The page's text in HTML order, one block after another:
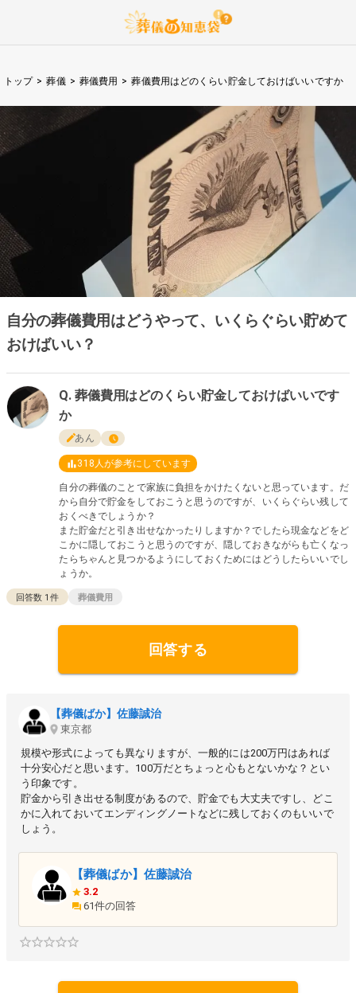
トップ > 葬儀 > 葬儀費用 > 葬儀費用はどのくらい貯金しておけばいいですか
自分の葬儀費用はどうやって、いくらぐらい貯めて
おけばいい？
葬儀費用はどのくらい貯金しておけばいいです
か
あん
318 人が参考にしています
自分の葬儀のことで家族に負担をかけたくないと思っています。だ
から自分で貯金をしておこうと思うのですが、いくらぐらい残して
おくべきでしょうか？
また貯金だと引き出せなかったりしますか？でしたら現金などをど
こかに隠しておこうと思うのですが、隠しておきながらも亡くなっ
たらちゃんと見つかるようにしておくためにはどうしたらいいでし
ょうか。
回答数 1 件 葬儀費用
回答する
【葬儀ばか】佐藤誠治
東京都
規模や形式によっても異なりますが、一般的には200万円はあれば
十分安心だと思います。100万だとちょっと心もとないかな？とい
う印象です。
貯金から引き出せる制度があるので、貯金でも大丈夫ですし、どこ
かに入れておいてエンディングノートなどに残しておくのもいいで
【葬儀ばか】佐藤誠治
3.2
61件の回答